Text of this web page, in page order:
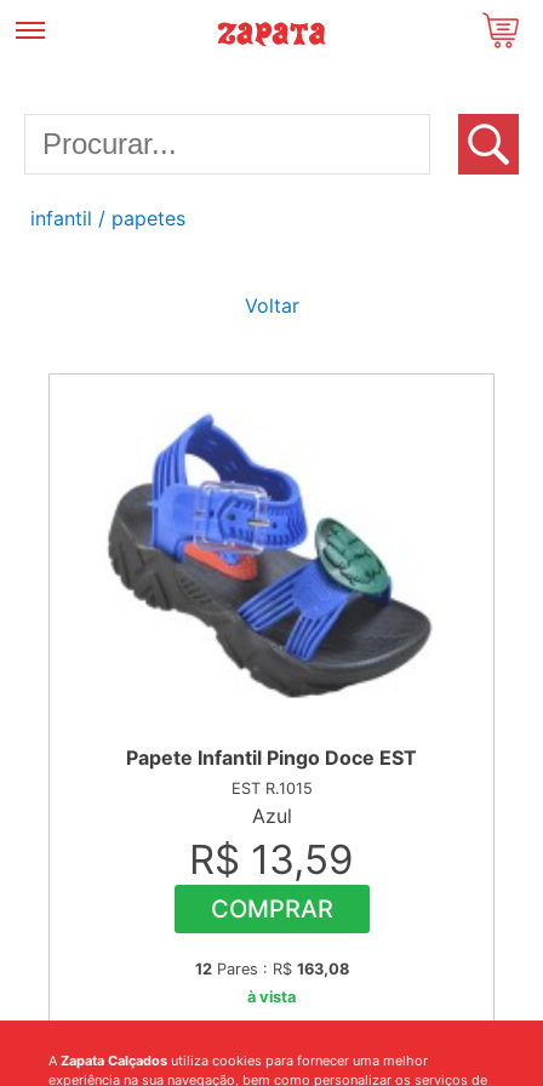
infantil / papetes
Voltar
Papete Infantil Pingo Doce EST
EST R.1015
Azul
R$ 13,59
COMPRAR
12Pares : R$ 163,08
à vista
A Zapata Calçados utiliza cookies para fornecer uma melhor
experiência na sua navegação, bem como personalizar os serviços de